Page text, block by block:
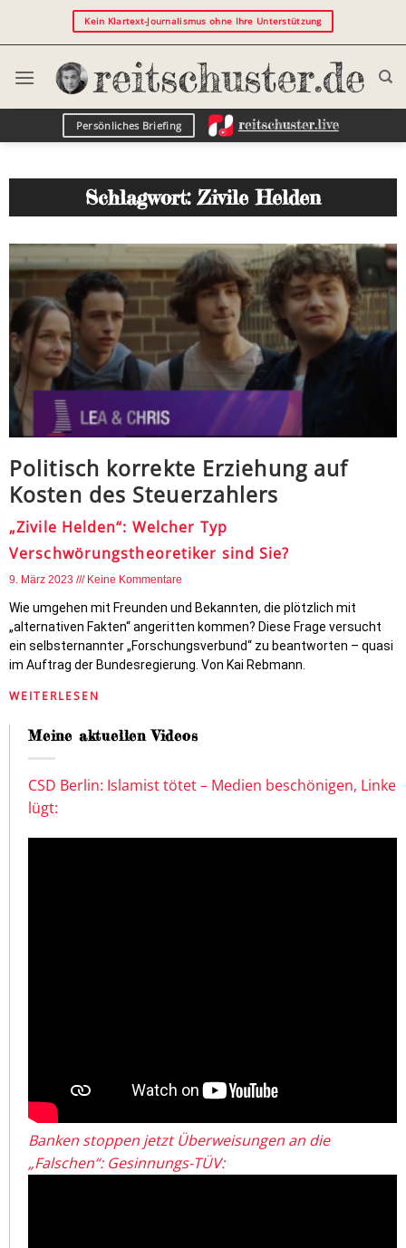
Kein Klartext-Journalismus ohne Ihre Unterstützung
Persönliches Briefing
Schlagwort: Zivile Helden
Politisch korrekte Erziehung auf
Kosten des Steuerzahlers
„Zivile Helden“: Welcher Typ
Verschwörungstheoretiker sind Sie?
9. März 2023 Keine Kommentare
Wie umgehen mit Freunden und Bekannten, die plötzlich mit
„alternativen Fakten“ angeritten kommen? Diese Frage versucht
ein selbsternannter „Forschungsverbund“ zu beantworten – quasi
im Auftrag der Bundesregierung. Von Kai Rebmann.
WEITERLESEN
Meine aktuellen Videos
CSD Berlin: Islamist tötet – Medien beschönigen, Linke
lügt:
Banken stoppen jetzt Überweisungen an die
„Falschen“: Gesinnungs-TÜV: